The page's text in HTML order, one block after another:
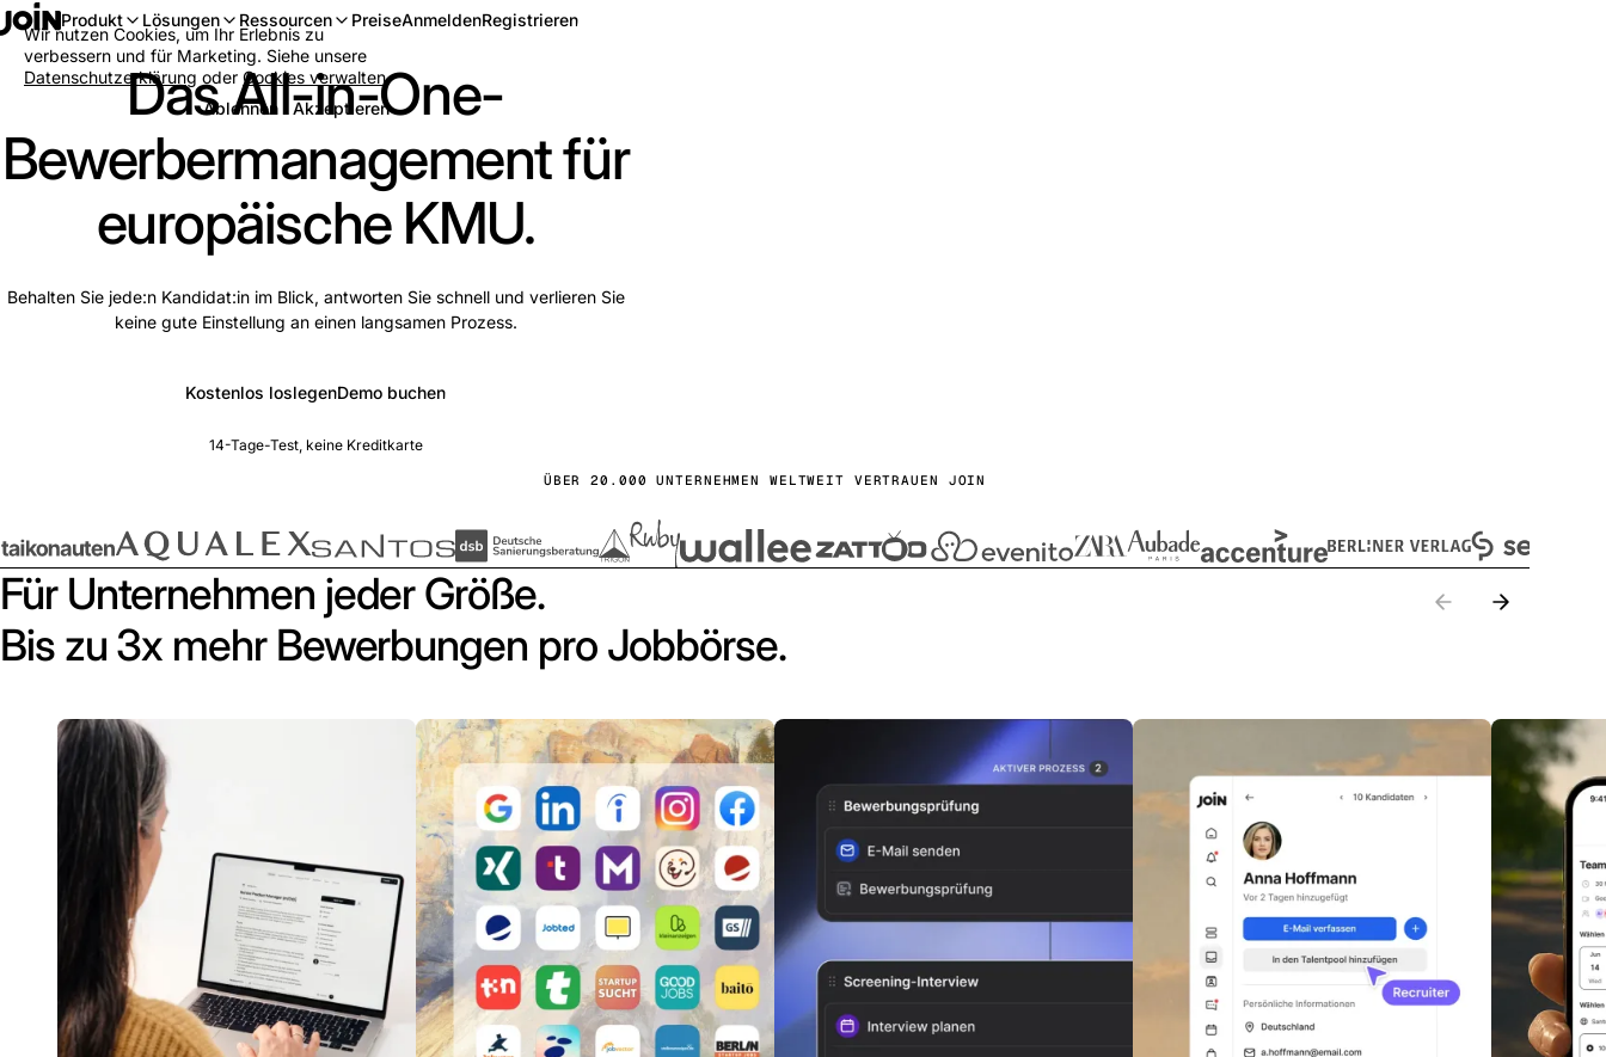
Produkt Lösungen Ressourcen PreiseAnmeldenRegistrieren
Das All-in-One-
Bewerbermanagement für
europäische KMU.
Behalten Sie jede:n Kandidat:in im Blick, antworten Sie schnell und verlieren Sie
keine gute Einstellung an einen langsamen Prozess.
Kostenlos loslegenDemo buchen
14-Tage-Test, keine Kreditkarte
ÜBER 20.000 UNTERNEHMEN WELTWEIT VERTRAUEN JOIN
Für Unternehmen jeder Größe.
Bis zu 3x mehr Bewerbungen pro Jobbörse.
Wir nutzen Cookies, um Ihr Erlebnis zu
verbessern und für Marketing. Siehe unsere
Datenschutzerklärung oder Cookies verwalten.
Ablehnen
Akzeptieren